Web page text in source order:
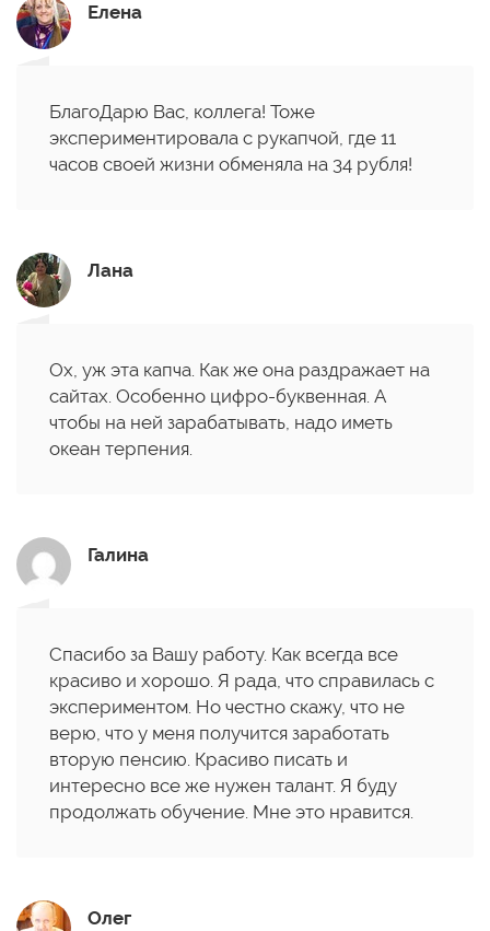
Елена
БлагоДарю Вас, коллега! Тоже
экспериментировала с рукапчой, где 11
часов своей жизни обменяла на 34 рубля!
Лана
Ох, уж эта капча. Как же она раздражает на
сайтах. Особенно цифро-буквенная. А
чтобы на ней зарабатывать, надо иметь
океан терпения.
Галина
Спасибо за Вашу работу. Как всегда все
красиво и хорошо. Я рада, что справилась с
экспериментом. Но честно скажу, что не
верю, что у меня получится заработать
вторую пенсию. Красиво писать и
интересно все же нужен талант. Я буду
продолжать обучение. Мне это нравится.
Олег